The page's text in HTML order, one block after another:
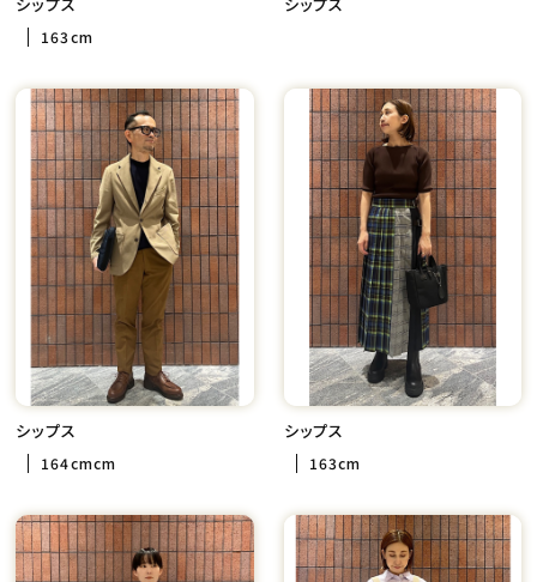
163cm
シップス
164cmcm
シップス
163cm